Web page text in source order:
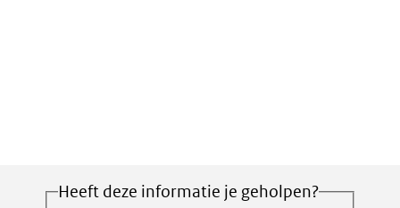
Heeft deze informatie je geholpen?